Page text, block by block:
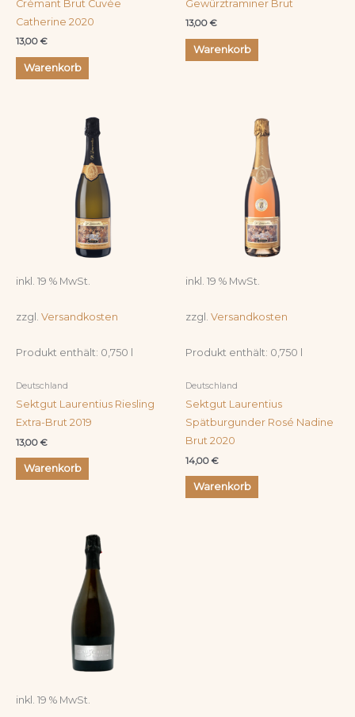
Crémant Brut Cuvée
Catherine 2020
13,00€
Warenkorb
Gewürztraminer Brut
13,00€
Warenkorb
inkl. 19 % MwSt.
zzgl. Versandkosten
Produkt enthält: 0,750
Deutschland
Sektgut Laurentius Riesling
Extra-Brut 2019
13,00€
Warenkorb
inkl. 19 % MwSt.
zzgl. Versandkosten
Produkt enthält: 0,750
Deutschland
Sektgut Laurentius
Spätburgunder Rosé Nadine
Brut 2020
14,00€
Warenkorb
inkl. 19 % MwSt.